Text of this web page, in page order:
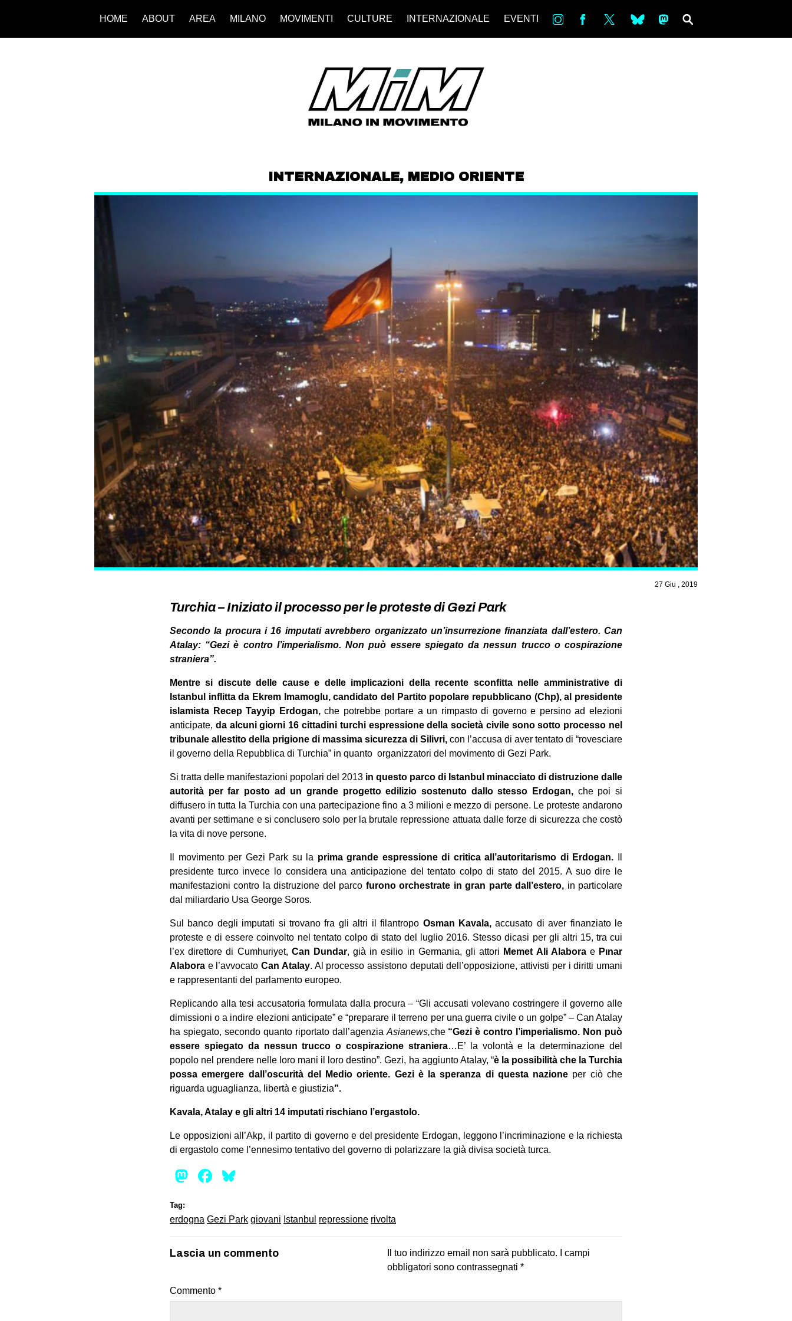
HOME ABOUT AREA MILANO MOVIMENTI CULTURE INTERNAZIONALE EVENTI in bsky ms
INTERNAZIONALE, MEDIO ORIENTE
27 Giu , 2019
Turchia – Iniziato il processo per le proteste di Gezi Park
Secondo la procura i 16 imputati avrebbero organizzato un’insurrezione finanziata dall’estero. Can
Atalay: “Gezi è contro l’imperialismo. Non può essere spiegato da nessun trucco o cospirazione
straniera”.
Mentre si discute delle cause e delle implicazioni della recente sconfitta nelle amministrative di
Istanbul inflitta da Ekrem Imamoglu, candidato del Partito popolare repubblicano (Chp), al presidente
islamista Recep Tayyip Erdogan,che potrebbe portare a un rimpasto di governo e persino ad elezioni
anticipate, da alcuni giorni 16 cittadini turchi espressione della società civile sono sotto processo nel
tribunale allestito della prigione di massima sicurezza di Silivri, con l’accusa di aver tentato di “rovesciare
il governo della Repubblica di Turchia” in quanto organizzatori del movimento di Gezi Park.
Si tratta delle manifestazioni popolari del 2013 in questo parco di Istanbul minacciato di distruzione dalle
autorità per far posto ad un grande progetto edilizio sostenuto dallo stesso Erdogan, che poi si
diffusero in tutta la Turchia con una partecipazione fino a 3 milioni e mezzo di persone. Le proteste andarono
avanti per settimane e si conclusero solo per la brutale repressione attuata dalle forze di sicurezza che costò
la vita di nove persone.
Il movimento per Gezi Park su la prima grande espressione di critica all’autoritarismo di Erdogan.
presidente turco invece lo considera una anticipazione del tentato colpo di stato del 2015. A suo dire le
manifestazioni contro la distruzione del parco furono orchestrate in gran parte dall’estero, in particolare
dal miliardario Usa George Soros.
Sul banco degli imputati si trovano fra gli altri il filantropo Osman Kavala,accusato di aver finanziato le
proteste e di essere coinvolto nel tentato colpo di stato del luglio 2016. Stesso dicasi per gli altri 15, tra cui
l’ex direttore di Cumhuriyet, Can Dundar, già in esilio in Germania, gli attori Memet Ali Alaborae Pınar
Alabora e l’avvocatoCan Atalay. Al processo assistono deputati dell’opposizione, attivisti per i diritti umani
e rappresentanti del parlamento europeo.
Replicando alla tesi accusatoria formulata dalla procura – “Gli accusati volevano costringere il governo alle
dimissioni o a indire elezioni anticipate” e “preparare il terreno per una guerra civile o un golpe” – Can Atalay
ha spiegato, secondo quanto riportato dall’agenzia Asianews,che “Gezi è contro l’imperialismo. Non può
essere spiegato da nessun trucco o cospirazione straniera…E’ la volontà e la determinazione del
popolo nel prendere nelle loro mani il loro destino”. Gezi, ha aggiunto Atalay, “è la possibilità che la Turchia
possa emergere dall’oscurità del Medio oriente. Gezi è la speranza di questa nazione per ciò che
riguarda uguaglianza, libertà e giustizia”.
Kavala, Atalay e gli altri 14 imputati rischiano l’ergastolo.
Le opposizioni all’Akp, il partito di governo e del presidente Erdogan, leggono l’incriminazione e la richiesta
di ergastolo come l’ennesimo tentativo del governo di polarizzare la già divisa società turca.
Mastodon
Facebook
Tag:
erdogna Gezi Park giovani Istanbul repressione rivolta
Lascia un commento Il tuo indirizzo email non sarà pubblicato.
I campi
obbligatori sono contrassegnati *
Commento *